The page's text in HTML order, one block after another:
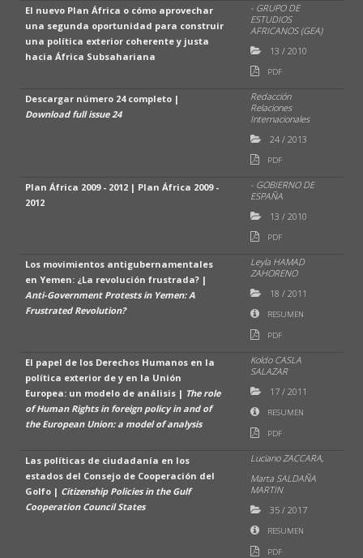
El nuevo Plan África o cómo aprovechar
una segunda oportunidad para construir
una política exterior coherente y justa
hacia África Subsahariana
- GRUPO DE
ESTUDIOS
AFRICANOS (GEA)
13 /2010
PDF
Descargar número 24 completo |
Download full issue 24
Redacción
Relaciones
Internacionales
24 /2013
PDF
Plan África 2009 - 2012 | Plan África 2009 -
2012
- GOBIERNO DE
ESPAÑA
13 /2010
PDF
Los movimientos antigubernamentales
en Yemen: ¿La revolución frustrada? |
Anti-Government Protests in Yemen: A
Frustrated Revolution?
Leyla HAMAD
ZAHORENO
18 /2011
RESUMEN
PDF
El papel de los Derechos Humanos en la
política exterior de y en la Unión
Europea: un modelo de análisis | The role
of Human Rights in foreign policy in and of
the European Union: a model of analysis
Koldo CASLA
SALAZAR
17 /2011
RESUMEN
PDF
Las políticas de ciudadanía en los
estados del Consejo de Cooperación del
Golfo | Citizenship Policies in the Gulf
Cooperation Council States
Luciano ZACCARA,
Marta SALDAÑA
MARTIN
35 /2017
RESUMEN
PDF